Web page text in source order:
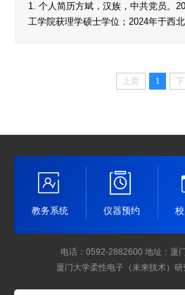
1. 个人简历方斌，汉族，中共党员。
工学院获理学硕士学位；2024年于西
上发表SCI收录论文20余篇。获授权国
上页 1
教务系统 仪器预约
电话：0592-2882600 地址：厦
厦门大学柔性电子（未来技术）研